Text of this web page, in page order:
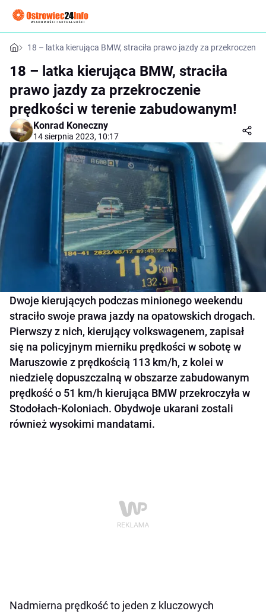
18 – latka kierująca BMW, straciła prawo jazdy za
18 – latka kierująca BMW, straciła
prawo jazdy za przekroczenie
prędkości w terenie zabudowanym!
Konrad Koneczny
14 sierpnia 2023, 10:17
Dwoje kierujących podczas minionego weekendu
straciło swoje prawa jazdy na opatowskich drogach.
Pierwszy z nich, kierujący volkswagenem, zapisał
się na policyjnym mierniku prędkości w sobotę w
Maruszowie z prędkością 113 km/h, z kolei w
niedzielę dopuszczalną w obszarze zabudowanym
prędkość o 51 km/h kierująca BMW przekroczyła w
Stodołach-Koloniach. Obydwoje ukarani zostali
również wysokimi mandatami.
Nadmierna prędkość to jeden z kluczowych